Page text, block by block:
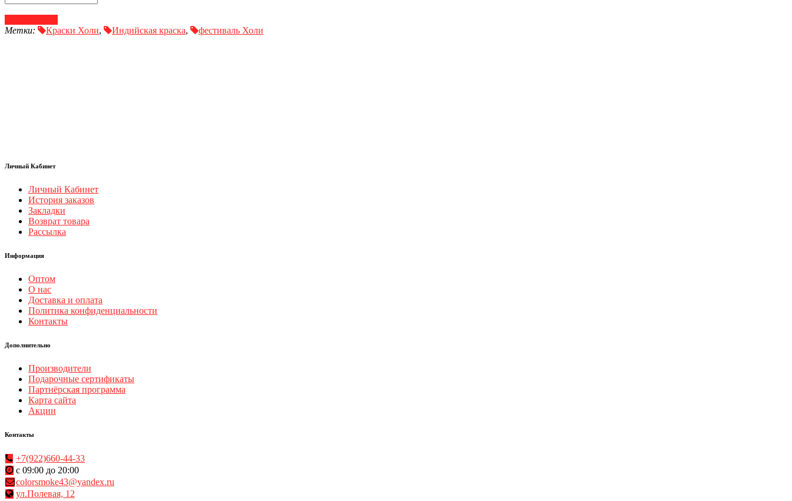
Метки:
Краски Холи, Индийская краска, фестиваль Холи
Личный Кабинет
Личный Кабинет
История заказов
Закладки
Возврат товара
Рассылка
Информация
Оптом
О нас
Доставка и оплата
Политика конфиденциальности
Контакты
Дополнительно
Производители
Подарочные сертификаты
Партнёрская программа
Карта сайта
Акции
Контакты
+7(922)660-44-33
с 09:00 до 20:00
colorsmoke43@yandex.ru
ул.Полевая, 12